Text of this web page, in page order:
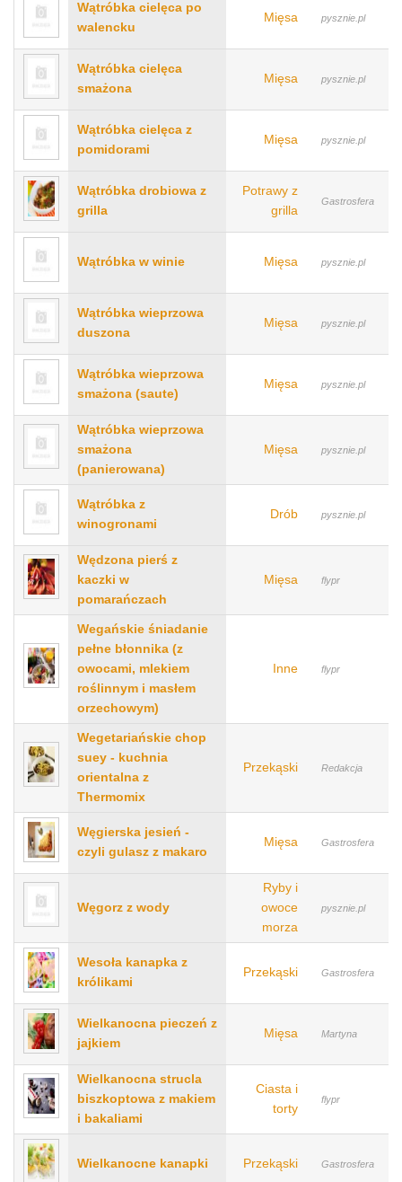
Wątróbka cielęca po
walencku
Mięsa pysznie.pl
Wątróbka cielęca
smażona
Mięsa pysznie.pl
Wątróbka cielęca z
pomidorami
Mięsa pysznie.pl
Wątróbka drobiowa z
grilla
Potrawy z
grilla
Gastrosfera
Wątróbka w winie Mięsa pysznie.pl
Wątróbka wieprzowa
duszona
Mięsa pysznie.pl
Wątróbka wieprzowa
smażona (saute)
Mięsa pysznie.pl
Wątróbka wieprzowa
smażona
(panierowana)
Mięsa pysznie.pl
Wątróbka z
winogronami
Drób pysznie.pl
Wędzona pierś z
kaczki w
pomarańczach
Mięsa flypr
Wegańskie śniadanie
pełne błonnika (z
owocami, mlekiem
roślinnym i masłem
orzechowym)
Inne flypr
Wegetariańskie chop
suey - kuchnia
orientalna z
Thermomix
Przekąski Redakcja
Węgierska jesień -
czyli gulasz z makaro
Mięsa Gastrosfera
Węgorz z wody
Ryby i
owoce
morza
pysznie.pl
Wesoła kanapka z
królikami
Przekąski Gastrosfera
Wielkanocna pieczeń z
jajkiem
Mięsa Martyna
Wielkanocna strucla
biszkoptowa z makiem
i bakaliami
Ciasta i
torty
flypr
Wielkanocne kanapki Przekąski Gastrosfera